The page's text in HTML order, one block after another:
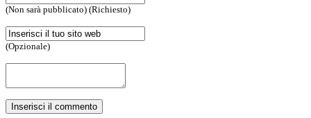
(Non sarà pubblicato) (Richiesto)
(Opzionale)